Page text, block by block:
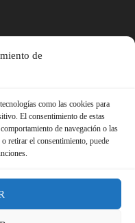
de
como las cookies para
El consentimiento de estas
de navegación o las
retirar el consentimiento, puede